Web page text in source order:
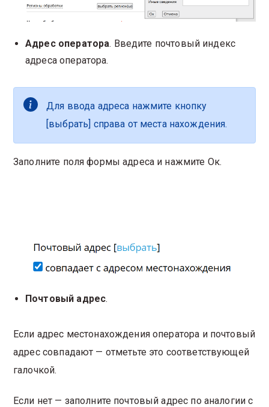
Адрес оператора. Введите почтовый индекс
адреса оператора.
Для ввода адреса нажмите кнопку
[выбрать] справа от места нахождения.
Заполните поля формы адреса и нажмите Ок.
Почтовый адрес.
Если адрес местонахождения оператора и почтовый
адрес совпадают — отметьте это соответствующей
галочкой.
Если нет — заполните почтовый адрес по аналогии с